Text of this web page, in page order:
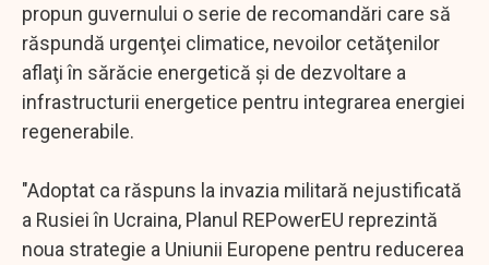
propun guvernului o serie de recomandări care să
răspundă urgenţei climatice, nevoilor cetăţenilor
aflaţi în sărăcie energetică şi de dezvoltare a
infrastructurii energetice pentru integrarea energiei
regenerabile.
"Adoptat ca răspuns la invazia militară nejustificată
a Rusiei în Ucraina, Planul REPowerEU reprezintă
noua strategie a Uniunii Europene pentru reducerea